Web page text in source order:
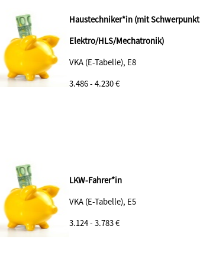
Haustechniker*in (mit Schwerpunkt
Elektro/HLS/Mechatronik)
VKA (E-Tabelle), E8
3.486 - 4.230 €
LKW-Fahrer*in
VKA (E-Tabelle), E5
3.124 - 3.783 €